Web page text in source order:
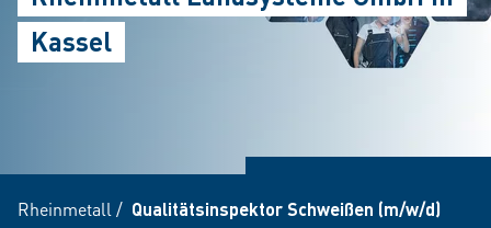
Kassel
Rheinmetall / Qualitätsinspektor Schweißen (m/w/d)